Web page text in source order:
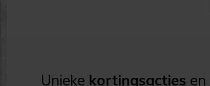
Unieke kortingsacties en